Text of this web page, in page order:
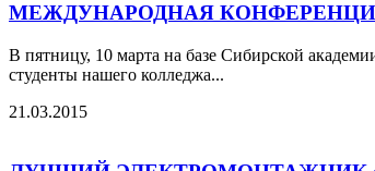
МЕЖДУНАРОДНАЯ
В пятницу, 10 марта на базе Сибирской
студенты нашего колледжа...
21.03.2015